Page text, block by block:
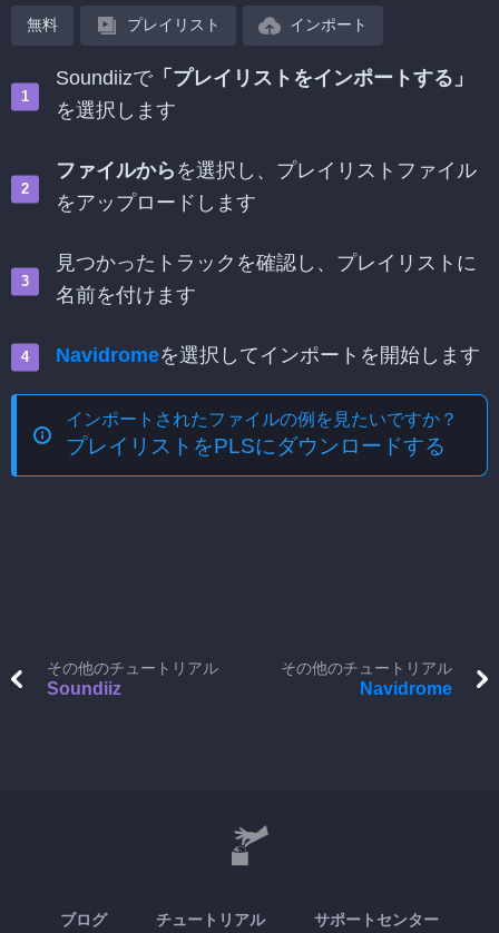
無料 プレイリスト インポート
Soundiizで「プレイリストをインポートする」
を選択します
ファイルから を選択し、プレイリストファイル
をアップロードします
見つかったトラックを確認し、プレイリストに
名前を付けます
Navidromeを選択してインポートを開始します
インポートされたファイルの例を見たいですか？
プレイリストをPLSにダウンロードする
その他のチュートリアル
Soundiiz
その他のチュートリアル
Navidrome
ブログ チュートリアル サポートセンター